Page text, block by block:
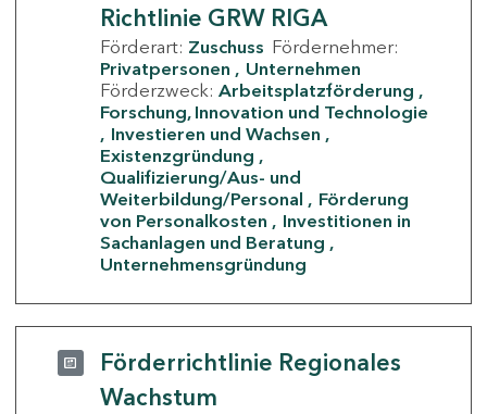
Richtlinie GRW RIGA
Förderart: Zuschuss Fördernehmer:
Privatpersonen
Unternehmen
Förderzweck: Arbeitsplatzförderung
Forschung, Innovation und Technologie
Investieren und Wachsen
Existenzgründung
Qualifizierung/Aus- und
Weiterbildung/Personal
Förderung
von Personalkosten
Investitionen in
Sachanlagen und Beratung
Unternehmensgründung
Förderrichtlinie Regionales
Wachstum